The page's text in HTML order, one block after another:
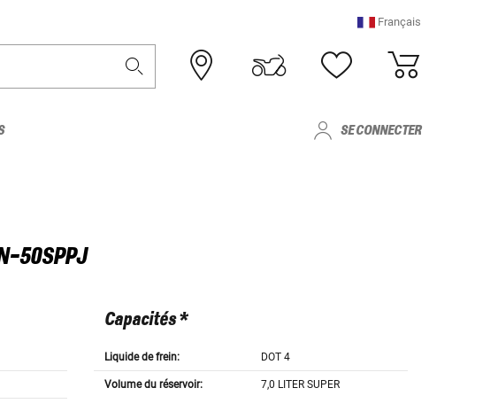
Français
SE CONNECTER
50SPPJ
Capacités *
Liquide de frein: DOT 4
Volume du réservoir: 7,0 LITER SUPER